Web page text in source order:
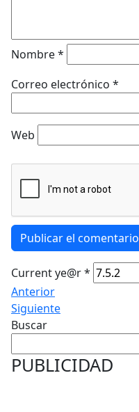
Nombre*
Correo electrónico *
Web
Publicar el comentario
Current ye@r*
Anterior
Siguiente
Buscar
PUBLICIDAD